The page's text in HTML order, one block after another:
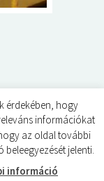
2024
érdekében, hogy
információkat
az oldal további
jelenti.
információ